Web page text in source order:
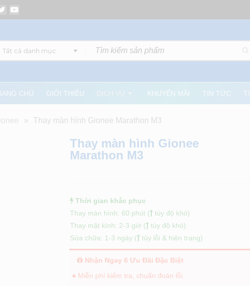
Tất cả danh mục
CHỦ GIỚI THIỆU DỊCH VỤ KHUYẾN MÃI TIN TỨC
» Thay màn hình Gionee Marathon M3
Thay màn hình Gionee
Marathon M3
Thời gian khắc phục
Thay màn hình: 60 phút (
tùy độ khó)
Thay mặt kính: 2-3 giờ (
tùy độ khó)
Sửa chữa: 1-3 ngày (
tùy lỗi & hiện trạng)
Nhận Ngay 6 Ưu Đãi Đặc Biệt
● Miễn phí kiểm tra, chuẩn đoán lỗi.